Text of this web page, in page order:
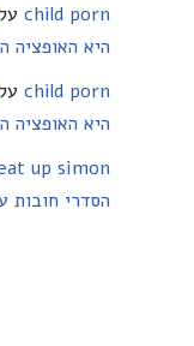
child porn
היא האופציה
child porn
היא האופציה
up simon
הסדרי חובות